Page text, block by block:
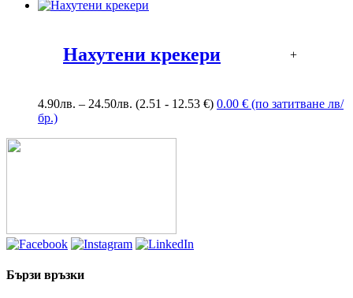
range:
Нахутени крекери +
4.90лв. – 24.50лв. Price
(2.51 - 12.53 €) 0.00 € (по затитване лв/
бр.)
Бързи връзки